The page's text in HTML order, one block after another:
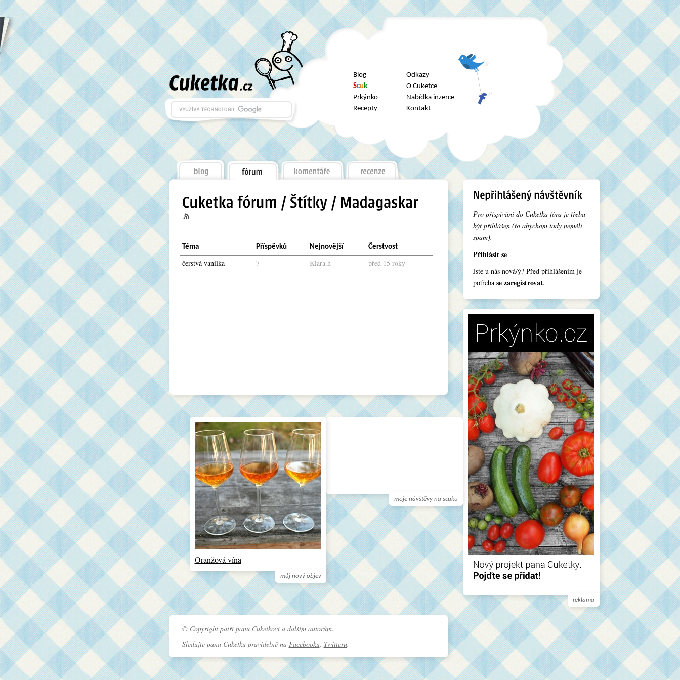
Blog
Scuk
Prkýnko
Recepty
Odkazy
O Cuketce
Nabídka inzerce
Kontakt
Téma Příspěvků Nejnovější Čerstvost
čerstvá vanilka 7 Klara.h před 15 roky
Pro přispívání do Cuketka fóra je třeba
být přihlášen (to abychom tady neměli
spam).
Přihlásit se
Jste u nás nová/ý? Před přihlášením je
potřeba se zaregistrovat.
reklama
moje návštěvy na scuku
můj nový objev
Oranžová vína
© Copyright patří panu Cuketkovi a dalším autorům.
Sledujte pana Cuketku pravidelně na Facebooku, Twitteru.